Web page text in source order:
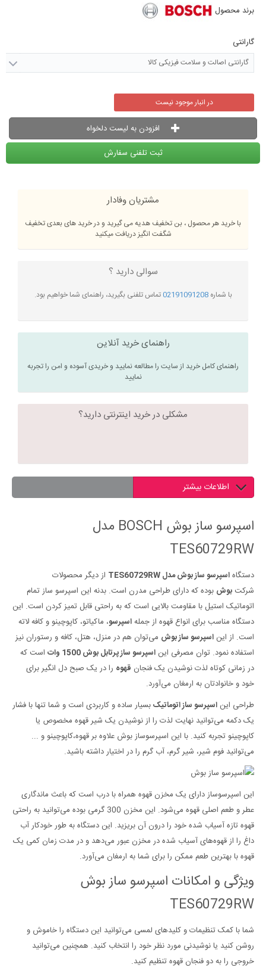
برند محصول
گارانتی
گارانتی اصالت و سلامت فیزیکی کالا
در انبار موجود نیست
افزودن به لیست دلخواه
ثبت تلفنی سفارش
مشتریان وفادار
با خرید هر محصول ، بن تخفیف هدیه می گیرید و در خرید های بعدی تخفیف
شگفت انگیز دریافت میکنید
سوالی دارید ؟
با شماره02191091208تماس تلفنی بگیرید، راهنمای شما خواهیم بود.
راهنمای خرید آنلاین
راهنمای کامل خرید از سایت را مطالعه نمایید و خریدی آسوده و امن را تجربه
نمایید
مشکلی در خرید اینترنتی دارید؟
اطلاعات بیشتر
اسپرسو ساز بوش BOSCH مدل
TES60729RW
دستگاهاسپرسو ساز بوش مدل TES60729RW
از دیگر محصولات
شرکت بوش بوده که دارای طراحی مدرن است. بدنه این اسپرسو ساز تمام
اتوماتیک استیل با مقاومت بالایی است که به راحتی قابل تمیز کردن است. این
دستگاه مناسب برای انواع قهوه از جملهاسپرسو،‌ ماکیاتو، کاپوچینو و کافه لاته
است. از این اسپرسو ساز بوش می‌توان هم در منزل، هتل، کافه و رستوران نیز
استفاده نمود. توان مصرفی این اسپرسو ساز پرتابل بوش 1500 وات
است که
در زمانی کوتاه لذت نوشیدن یک فنجان قهوه را در یک صبح دل انگیر برای
خود و خانوادتان به ارمغان می‌آورد.
طراحی این اسپرسو ساز اتوماتیکبسیار ساده و کاربردی است و شما تنها با فشار
یک دکمه می‌توانید نهایت لذت را از نوشیدن یک شیر قهوه مخصوص یا
کاپوچینو تجربه کنید. با این اسپرسوساز بوش علاوه بر قهوه،‌کاپوچینو و ...
می‌توانید فوم شیر، شیر گرم، آب گرم را در اختیار داشته باشید.
این اسپرسوساز دارای یک مخزن قهوه همراه با درب است که باعث ماندگاری
عطر و طعم اصلی قهوه می‌شود. این مخزن 300 گرمی بوده می‌توانید به راحتی
قهوه تازه آسیاب شده خود را درون آن بریزید. این دستگاه به طور خودکار آب
داغ را از قهوه‌‌های آسیاب شده در مخزن عبور می‌دهد و در مدت زمان کمی یک
قهوه با بهترین طعم ممکن را برای شما به ارمغان می‌آورد.
ویژگی و امکانات اسپرسو ساز بوش
TES60729RW
شما با کمک تنظیمات و کلید‌های لمسی می‌توانید این دستگاه را خاموش و
روشن کنید یا نوشیدنی مورد نظر خود را انتخاب کنید. همچنین می‌توانید
خروجی را به دو فنجان قهوه تنظیم کنید.